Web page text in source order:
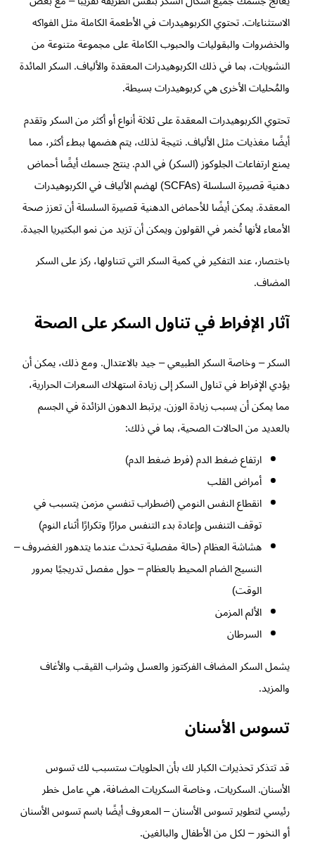
الاستثناءات. تحتوي الكربوهيدرات في الأطعمة الكاملة مثل الفواكه
والخضروات والبقوليات والحبوب الكاملة على مجموعة متنوعة من
النشويات، بما في ذلك الكربوهيدرات المعقدة والألياف. السكر المائدة
والمُحليات الأخرى هي كربوهيدرات بسيطة.
تحتوي الكربوهيدرات المعقدة على ثلاثة أنواع أو أكثر من السكر وتقدم
أيضًا مغذيات مثل الألياف. نتيجة لذلك، يتم هضمها ببطء أكثر، مما
يمنع ارتفاعات الجلوكوز (السكر) في الدم. ينتج جسمك أيضًا أحماض
دهنية قصيرة السلسلة (SCFAs) لهضم الألياف في الكربوهيدرات
المعقدة. يمكن أيضًا للأحماض الدهنية قصيرة السلسلة أن تعزز صحة
الأمعاء لأنها تُخمر في القولون ويمكن أن تزيد من نمو البكتيريا الجيدة.
باختصار، عند التفكير في كمية السكر التي تتناولها، ركز على السكر
المضاف.
آثار الإفراط في تناول السكر على الصحة
السكر – وخاصة السكر الطبيعي – جيد بالاعتدال. ومع ذلك، يمكن أن
يؤدي الإفراط في تناول السكر إلى زيادة استهلاك السعرات الحرارية،
مما يمكن أن يسبب زيادة الوزن. يرتبط الدهون الزائدة في الجسم
بالعديد من الحالات الصحية، بما في ذلك:
ارتفاع ضغط الدم (فرط ضغط الدم)
أمراض القلب
انقطاع النفس النومي (اضطراب تنفسي مزمن يتسبب في
توقف التنفس وإعادة بدء التنفس مرارًا وتكرارًا أثناء النوم)
هشاشة العظام (حالة مفصلية تحدث عندما يتدهور الغضروف –
النسيج الضام المحيط بالعظام – حول مفصل تدريجيًا بمرور
الوقت)
الألم المزمن
السرطان
يشمل السكر المضاف الفركتوز والعسل وشراب القيقب والأغاف
والمزيد.
تسوس الأسنان
قد تتذكر تحذيرات الكبار لك بأن الحلويات ستسبب لك تسوس
الأسنان. السكريات، وخاصة السكريات المضافة، هي عامل خطر
رئيسي لتطوير تسوس الأسنان – المعروف أيضًا باسم تسوس الأسنان
أو النخور – لكل من الأطفال والبالغين.